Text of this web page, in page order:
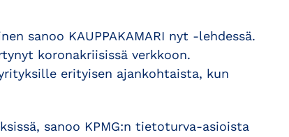
sanoo KAUPPAKAMARI nyt -lehdessä.
koronakriisissä verkkoon.
erityisen ajankohtaista, kun
sanoo KPMG:n tietoturva-asioista